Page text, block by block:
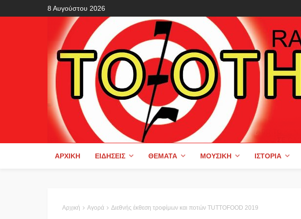
8 Αυγούστου 2026
ΑΡΧΙΚΉ ΕΙΔΉΣΕΙΣ ΘΈΜΑΤΑ ΜΟΥΣΙΚΉ ΙΣΤΟΡΊΑ
Αρχική Αγορά Διεθνής έκθεση τροφίμων και ποτών TUTTOFOOD 2019